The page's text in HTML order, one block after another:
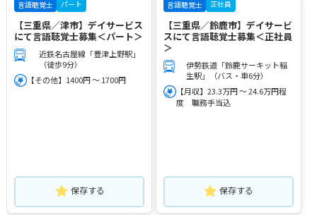
言語聴覚士 パート
【三重県／津市】デイサービス
にて言語聴覚士募集＜パート＞
近鉄名古屋線「豊津上野駅」
（徒歩9分）
【その他】1400円 ～ 1700円
保存する
言語聴覚士 正社員
【三重県／鈴鹿市】デイサービ
スにて言語聴覚士募集＜正社員
＞
伊勢鉄道「鈴鹿サーキット稲
生駅」（バス・車6分）
【月収】23.3万円 ～ 24.6万円程
度 職務手当込
保存する